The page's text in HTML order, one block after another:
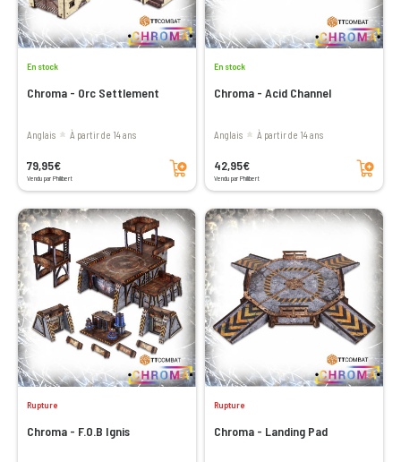
En stock
Chroma - Orc Settlement
Anglais à partir de 14 ans
79,95€
Vendu par Philibert
Ajouter au panier
En stock
Chroma - Acid Channel
Anglais à partir de 14 ans
42,95€
Vendu par Philibert
Ajouter au panier
Rupture
Chroma - F.O.B Ignis
Rupture
Chroma - Landing Pad